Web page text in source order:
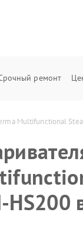
ремонт
Multifunctional
HS200